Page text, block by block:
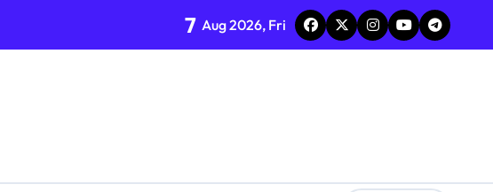
7 Aug 2026, Fri